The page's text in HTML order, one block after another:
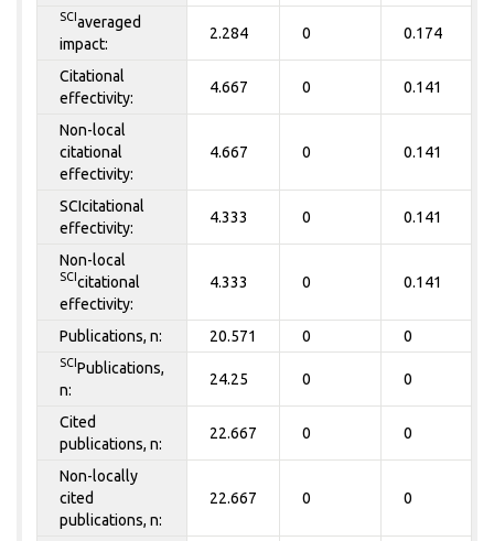
SCI averaged
impact:
2.284 0 0.174
Citational
effectivity:
4.667 0 0.141
Non-local
citational
effectivity:
4.667 0 0.141
SCIcitational
effectivity:
4.333 0 0.141
Non-local
SCI citational
effectivity:
4.333 0 0.141
Publications, n: 20.571 0 0
SCI Publications,
n:
24.25 0 0
Cited
publications, n:
22.667 0 0
Non-locally
cited
publications, n:
22.667 0 0